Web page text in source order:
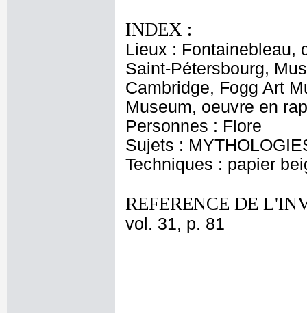
INDEX :
Lieux : Fontainebleau,
Saint-Pétersbourg,
Cambridge, Fogg Art
Museum, oeuvre en
Personnes : Flore
Sujets :
Techniques : papier
REFERENCE DE
vol. 31, p. 81